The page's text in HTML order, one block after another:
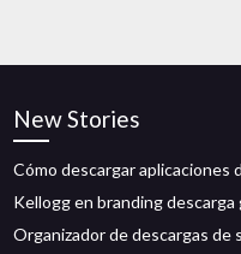
New Stories
Cómo descargar aplicaciones
Kellogg en branding
Organizador de descargas de